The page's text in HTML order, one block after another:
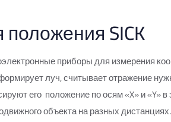
SICK
приборы для измерения
луч, считывает отражение
его положение по осям «X» и «Y» в
объекта на разных дистанциях.